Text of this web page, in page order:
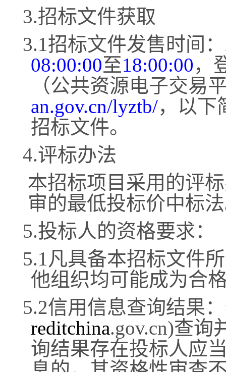
3.招标文件获取
3.1招标文件发售时间：
08:00:00至18:00:00，
（公共资源电子交易
an.gov.cn/lyztb/，以下
招标文件。
4.评标办法
本招标项目采用的评
审的最低投标价中标法
5.投标人的资格要求：
5.1凡具备本招标文件
他组织均可能成为合
5.2信用信息查询结果
reditchina.gov.cn)查询
询结果存在投标人应